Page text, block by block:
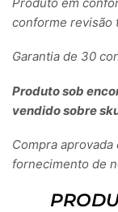
conforme revisão
Garantia de 30
Produto sob
vendido sobre
Compra
fornecimento de